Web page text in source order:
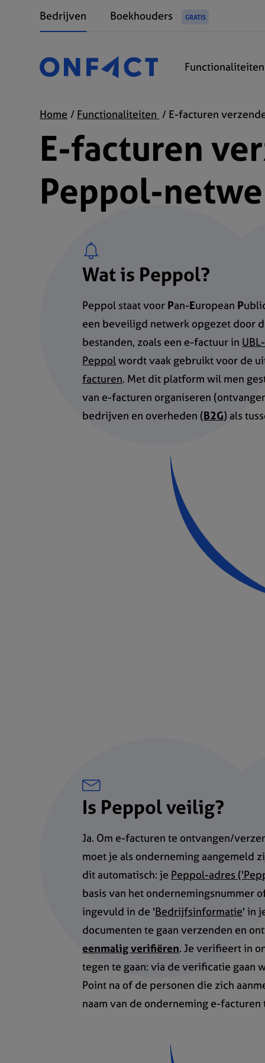
Bedrijven Boekhouders GRATIS
Functionaliteiten
Home Functionaliteiten E-facturen
E-facturen
Peppol-
Wat is Peppol?
Peppol staat voor Pan-European P
een beveiligd netwerk opgezet door
bestanden, zoals een e-factuur in
Peppolwordt vaak gebruikt voor de
facturen. Met dit platform wil men
van e-facturen organiseren
bedrijven en overheden (B2G) als
Is Peppol veilig?
Ja. Om e-facturen te ontvangen/
moet je als onderneming aangemeld
dit automatisch: je Peppol-adres
basis van het ondernemingsnummer
ingevuld in de 'Bedrijfsinformatie' in
documenten te gaan verzenden en
eenmalig verifiëren. Je verifieert in
tegen te gaan: via de verificatie gaan
Point na of de personen die zich
naam van de onderneming e-